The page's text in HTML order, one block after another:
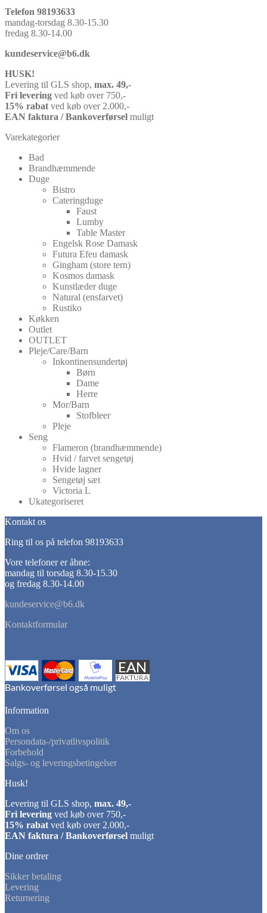
Telefon 98193633
mandag-torsdag 8.30-15.30
fredag 8.30-14.00
kundeservice@b6.dk
HUSK!
Levering til GLS shop, max. 49,-
Fri levering ved køb over 750,-
15% rabat ved køb over 2.000,-
EAN faktura / Bankoverførsel muligt
Varekategorier
Bad
Brandhæmmende
Duge
Bistro
Cateringduge
Faust
Lumby
Table Master
Engelsk Rose Damask
Futura Efeu damask
Gingham (store tern)
Kosmos damask
Kunstlæder duge
Natural (ensfarvet)
Rustiko
Køkken
Outlet
OUTLET
Pleje/Care/Barn
Inkontinensundertøj
Børn
Dame
Herre
Mor/Barn
Stofbleer
Pleje
Seng
Flameron (brandhæmmende)
Hvid / farvet sengetøj
Hvide lagner
Sengetøj sæt
Victoria L
Ukategoriseret
Kontakt os
Ring til os på telefon 98193633
Vore telefoner er åbne:
mandag til torsdag 8.30-15.30
og fredag 8.30-14.00
kundeservice@b6.dk
Kontaktformular
Information
Om os
Persondata-/privatlivspolitik
Forbehold
Salgs- og leveringsbetingelser
Husk!
Levering til GLS shop, max. 49,-
Fri levering ved køb over 750,-
15% rabat ved køb over 2.000,-
EAN faktura / Bankoverførsel muligt
Dine ordrer
Sikker betaling
Levering
Returnering